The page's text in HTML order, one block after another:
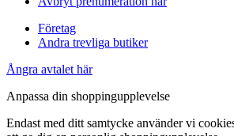
Företag
Andra trevliga butiker
Ångra avtalet här
Anpassa din shoppingupplevelse
Endast med ditt samtycke använder vi